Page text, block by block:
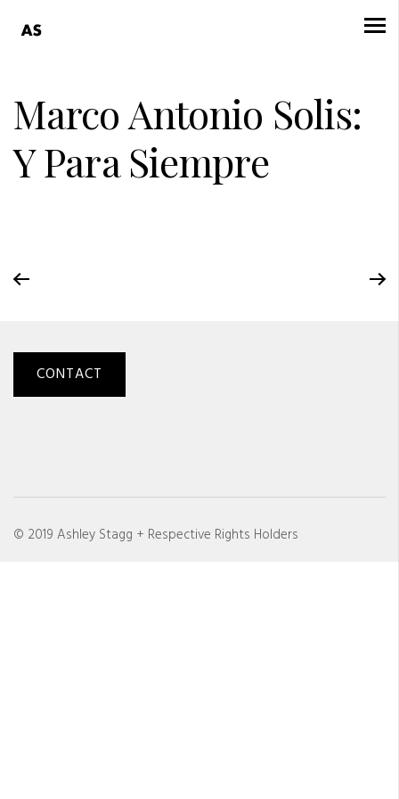
Marco Antonio Solis:
Y Para Siempre
CONTACT
© 2019 Ashley Stagg + Respective Rights Holders